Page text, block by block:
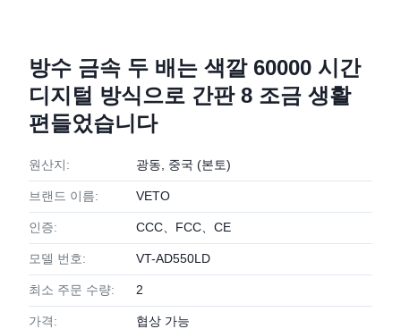
방수 금속 두 배는 색깔 60000 시간
디지털 방식으로 간판 8 조금 생활
편들었습니다
원산지: 광동, 중국 (본토)
브랜드 이름: VETO
인증: CCC、FCC、CE
모델 번호: VT-AD550LD
최소 주문 수량: 2
가격: 협상 가능